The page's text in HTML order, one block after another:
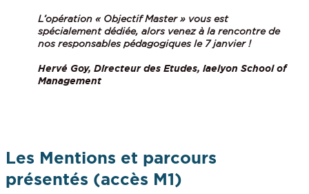
L’opération « Objectif Master » vous est
spécialement dédiée, alors venez à la rencontre de
nos responsables pédagogiques le 7 janvier !
Hervé Goy, Directeur des Etudes, iaelyon School of
Management
Les Mentions et parcours
présentés (accès M1)